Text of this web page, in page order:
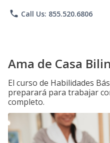
phone Call Us: 855.520.6806
Ama de Casa
El curso de Habilidades
preparará para trabajar
completo.